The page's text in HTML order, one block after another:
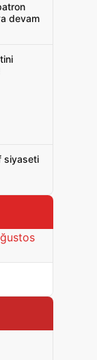
devam
siyaseti